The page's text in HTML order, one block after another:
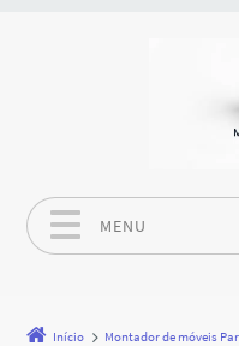
MENU
Início Montador de móveis